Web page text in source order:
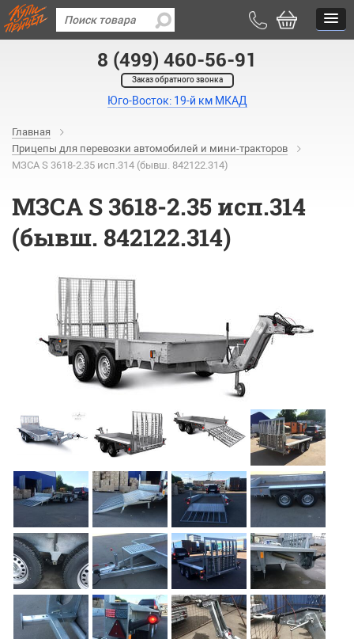
8 (499) 460-56-91
Заказ обратного звонка
Юго-Восток: 19-й км МКАД
Главная
Прицепы для перевозки автомобилей и мини-тракторов
МЗСА S 3618-2.35 исп.314 (бывш. 842122.314)
МЗСА S 3618-2.35 исп.314
(бывш. 842122.314)